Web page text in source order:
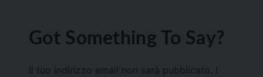
Got Something To Say?
Il tuo indirizzo email non sarà pubblicato.